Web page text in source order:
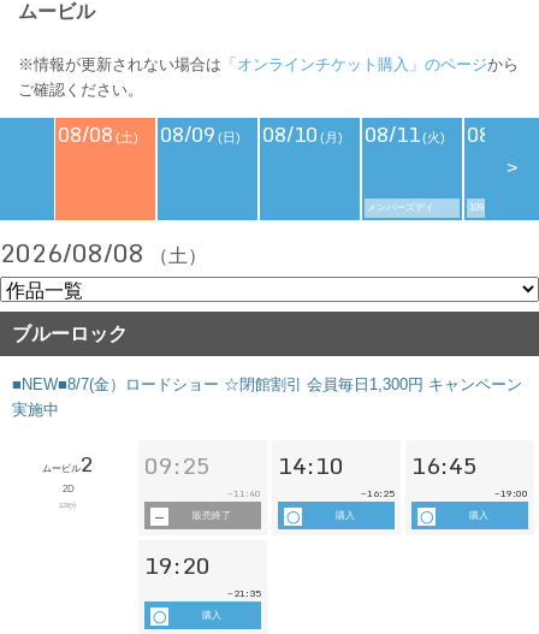
ムービル
※情報が更新されない場合は 「オンラインチケット購入」のページから
ご確認ください。
08/08 (土) 08/09 (日) 08/10 (月) 08/11(火)
メンバーズデイ
08/12
109シネマズデ
>